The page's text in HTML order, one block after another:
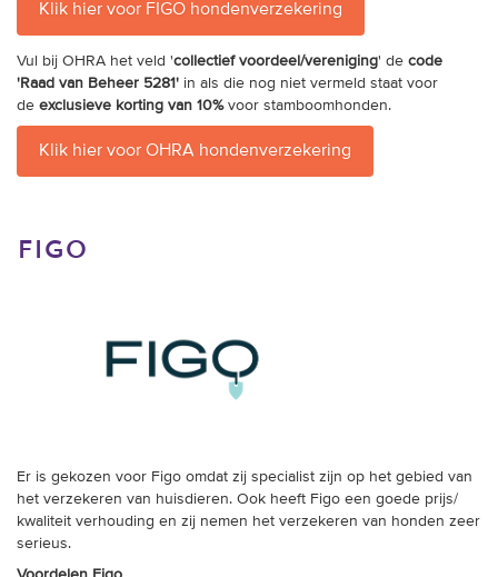
Klik hier voor FIGO hondenverzekering
Vul bij OHRA het veld 'collectief voordeel/vereniging' de code
'Raad van Beheer 5281' in als die nog niet vermeld staat voor
de exclusieve korting van 10%voor stamboomhonden.
Klik hier voor OHRA hondenverzekering
figo
Er is gekozen voor Figo omdat zij specialist zijn op het gebied van
het verzekeren van huisdieren. Ook heeft Figo een goede prijs/
kwaliteit verhouding en zij nemen het verzekeren van honden zeer
serieus.